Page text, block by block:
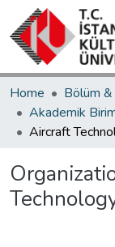
Home
Bölüm
Aircraft